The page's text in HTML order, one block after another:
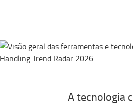
A tecnologia